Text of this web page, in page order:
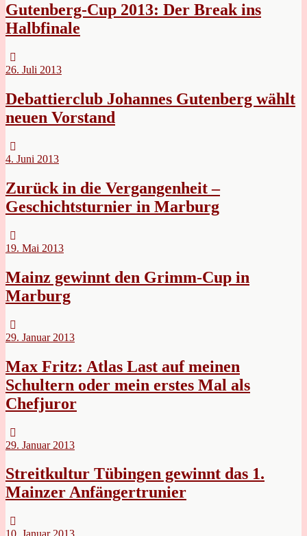
Gutenberg-Cup 2013: Der Break ins
Halbfinale
26. Juli 2013
Debattierclub Johannes Gutenberg wählt
neuen Vorstand
4. Juni 2013
Zurück in die Vergangenheit –
Geschichtsturnier in Marburg
19. Mai 2013
Mainz gewinnt den Grimm-Cup in
Marburg
29. Januar 2013
Max Fritz: Atlas Last auf meinen
Schultern oder mein erstes Mal als
Chefjuror
29. Januar 2013
Streitkultur Tübingen gewinnt das 1.
Mainzer Anfängertrunier